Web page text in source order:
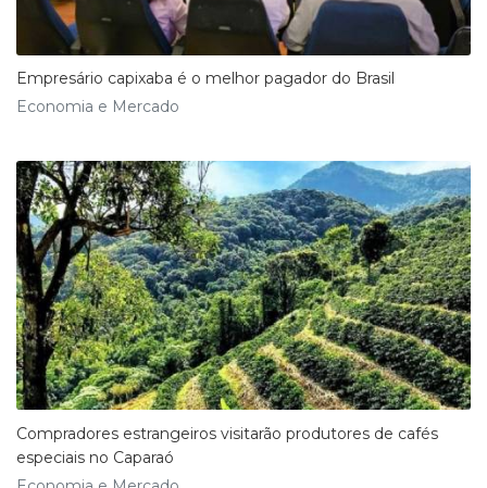
Empresário capixaba é o melhor pagador do Brasil
Economia e Mercado
Compradores estrangeiros visitarão produtores de cafés
especiais no Caparaó